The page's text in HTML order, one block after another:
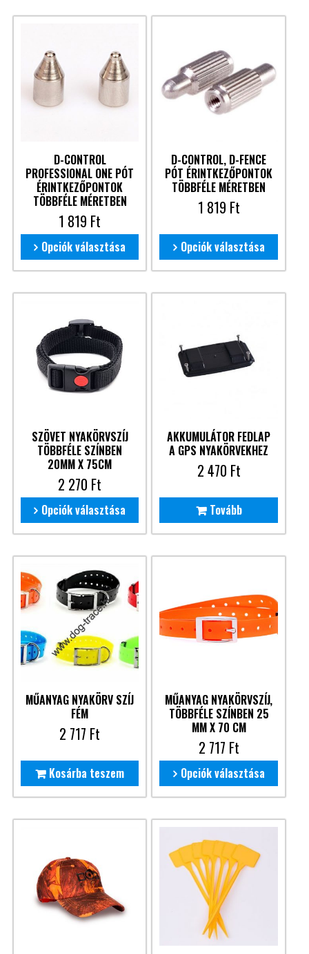
D-CONTROL
PROFESSIONAL ONE PÓT
ÉRINTKEZŐPONTOK
TÖBBFÉLE MÉRETBEN
1 819 Ft
Opciók választása
D-CONTROL, D-FENCE
PÓT ÉRINTKEZŐPONTOK
TÖBBFÉLE MÉRETBEN
1 819 Ft
Opciók választása
SZÖVET NYAKÖRVSZÍJ
TÖBBFÉLE SZÍNBEN
20MM X 75CM
2 270 Ft
Opciók választása
AKKUMULÁTOR FEDLAP
A GPS NYAKÖRVEKHEZ
2 470 Ft
Tovább
MŰANYAG NYAKÖRV SZÍJ
FÉM
2 717 Ft
Kosárba teszem
MŰANYAG NYAKÖRVSZÍJ,
TÖBBFÉLE SZÍNBEN 25
MM X 70 CM
2 717 Ft
Opciók választása